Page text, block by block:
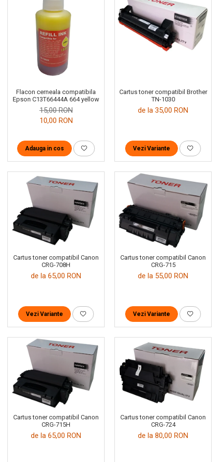
Flacon cerneala compatibila
Epson C13T66444A 664 yellow
15,00 RON
10,00 RON
Adauga in cos
Cartus toner compatibil Brother
TN-1030
de la 35,00 RON
Vezi Variante
Cartus toner compatibil Canon
CRG-708H
de la 65,00 RON
Vezi Variante
Cartus toner compatibil Canon
CRG-715
de la 55,00 RON
Vezi Variante
Cartus toner compatibil Canon
CRG-715H
de la 65,00 RON
Cartus toner compatibil Canon
CRG-724
de la 80,00 RON